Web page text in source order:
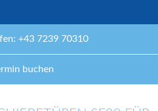
+43 7239 70310
buchen